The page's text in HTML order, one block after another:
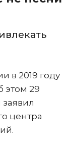
в 2019 году
этом 29
центра